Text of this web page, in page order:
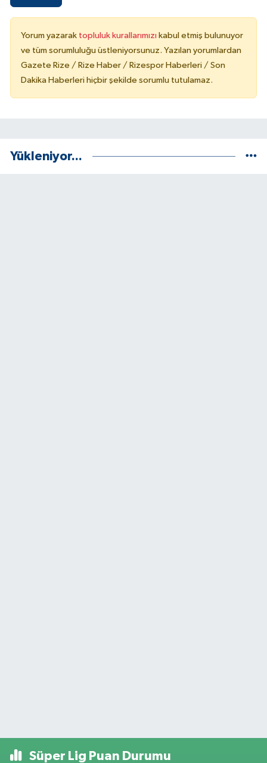
Yorum yazarak topluluk kurallarımızı kabul etmiş bulunuyor
ve tüm sorumluluğu üstleniyorsunuz. Yazılan yorumlardan
Gazete Rize / Rize Haber / Rizespor Haberleri / Son
Dakika Haberleri hiçbir şekilde sorumlu tutulamaz.
Yükleniyor...
Süper Lig Puan Durumu